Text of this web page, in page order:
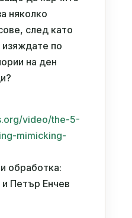
няколко
след като
по
на ден
video/the-5-
mimicking-
обработка:
Петър Енчев